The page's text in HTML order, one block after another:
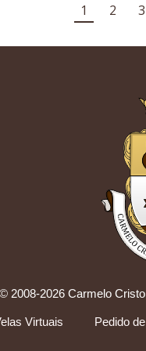
1 2 3
© 2008-2026 Carmelo
Virtuais Pedido